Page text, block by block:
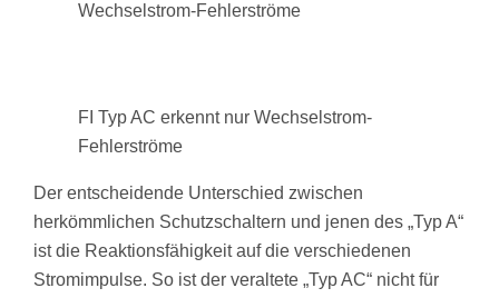
Wechselstrom-Fehlerströme
FI Typ AC erkennt nur Wechselstrom-
Fehlerströme
Der entscheidende Unterschied zwischen
herkömmlichen Schutzschaltern und jenen des „Typ A“
ist die Reaktionsfähigkeit auf die verschiedenen
Stromimpulse. So ist der veraltete „Typ AC“ nicht für